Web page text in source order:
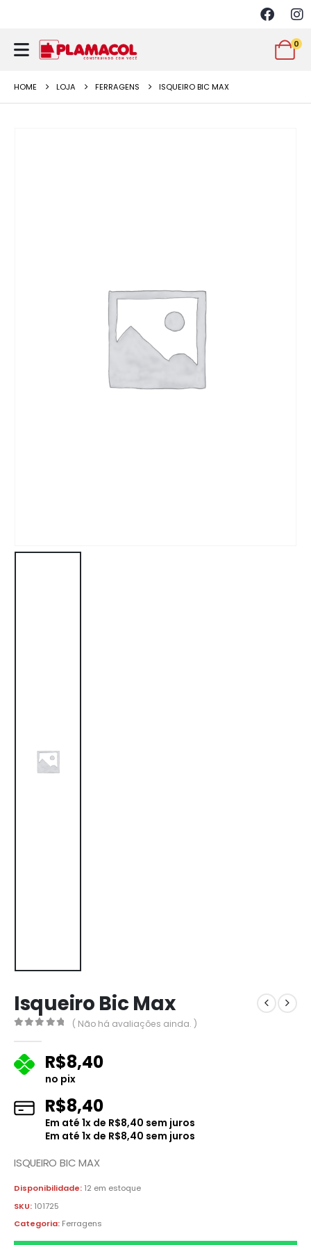
0
HOME LOJA FERRAGENS ISQUEIRO BIC MAX
Isqueiro Bic Max
( Não há avaliações ainda. )
R$8,40
no pix
R$8,40
Em até 1x de R$8,40 sem juros
Em até 1x de R$8,40 sem juros
ISQUEIRO BIC MAX
Disponibilidade: 12 em estoque
SKU: 101725
Categoria: Ferragens